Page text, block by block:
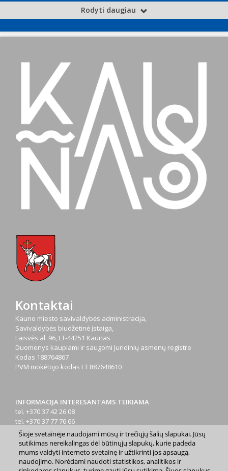
Rodyti daugiau
Kontaktai
Kauno miesto savivaldybės administracija,
Savivaldybės biudžetinė įstaiga,
Laisvės al. 96, LT-44251 Kaunas
Duomenys kaupiami ir saugomi Juridinių asmenų registre
Kodas 188764867
PVM mokėtojo kodas LT 887648610
INFORMACIJA INTERESANTAMS TEIKIAMA
tel. +370 37 42 26 08
tel. +370 37 77 76 66
tel. +370 660 07000
el. p.info@kaunas.lt
Šioje svetainėje naudojami mūsų ir trečiųjų šalių slapukai. Jūsų
sutikimas nereikalingas dėl būtinųjų slapukų, kurie padeda
mums valdyti interneto svetainę ir užtikrinti jos apsaugą,
naudojimo. Norėdami naudoti statistikos, analitikos ir